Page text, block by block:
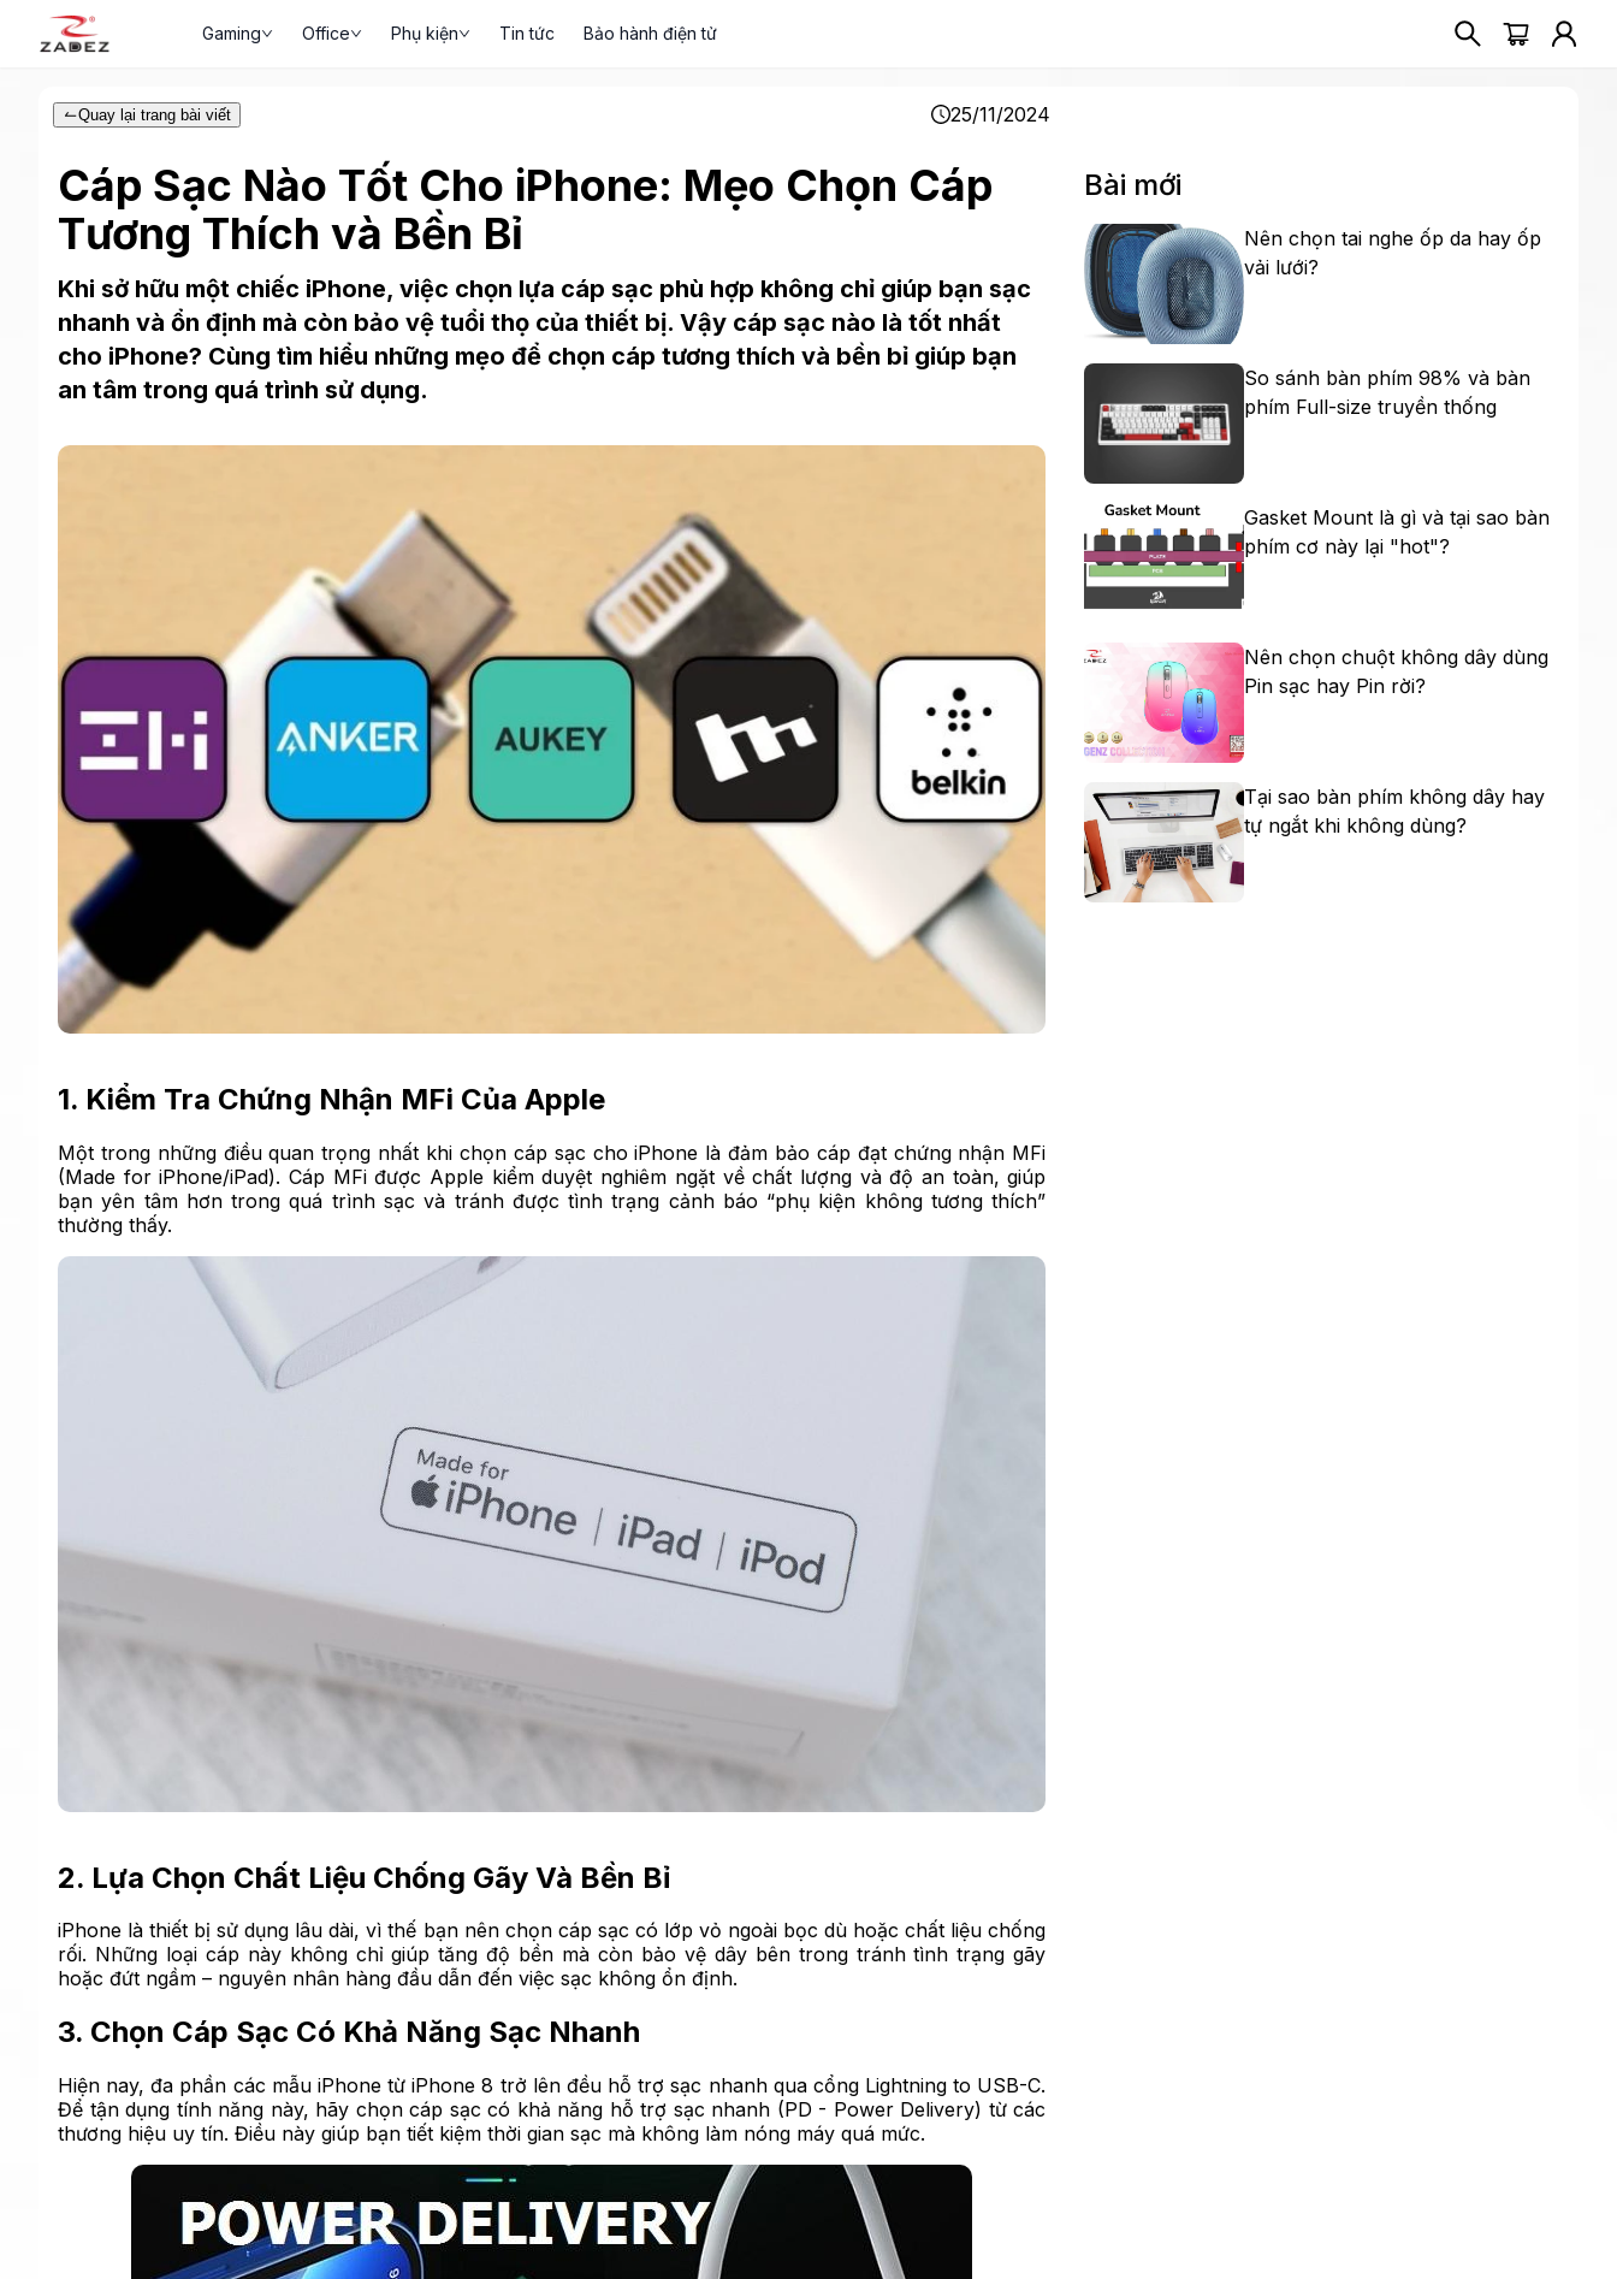
Gaming Office Phụ kiện Tin tức Bảo hành điện tử
Quay lại trang bài viết 25/11/2024
Cáp Sạc Nào Tốt Cho iPhone: Mẹo Chọn Cáp
Tương Thích và Bền Bỉ
Khi sở hữu một chiếc iPhone, việc chọn lựa cáp sạc phù hợp không chỉ giúp bạn sạc
nhanh và ổn định mà còn bảo vệ tuổi thọ của thiết bị. Vậy cáp sạc nào là tốt nhất
cho iPhone? Cùng tìm hiểu những mẹo để chọn cáp tương thích và bền bỉ giúp bạn
an tâm trong quá trình sử dụng.
1. Kiểm Tra Chứng Nhận MFi Của Apple
Một trong những điều quan trọng nhất khi chọn cáp sạc cho iPhone là đảm bảo cáp đạt chứng nhận MFi
(Made for iPhone/iPad). Cáp MFi được Apple kiểm duyệt nghiêm ngặt về chất lượng và độ an toàn, giúp
bạn yên tâm hơn trong quá trình sạc và tránh được tình trạng cảnh báo “phụ kiện không tương thích”
thường thấy.
2. Lựa Chọn Chất Liệu Chống Gãy Và Bền Bỉ
iPhone là thiết bị sử dụng lâu dài, vì thế bạn nên chọn cáp sạc có lớp vỏ ngoài bọc dù hoặc chất liệu chống
rối. Những loại cáp này không chỉ giúp tăng độ bền mà còn bảo vệ dây bên trong tránh tình trạng gãy
hoặc đứt ngầm – nguyên nhân hàng đầu dẫn đến việc sạc không ổn định.
3. Chọn Cáp Sạc Có Khả Năng Sạc Nhanh
Hiện nay, đa phần các mẫu iPhone từ iPhone 8 trở lên đều hỗ trợ sạc nhanh qua cổng Lightning to USB-C.
Để tận dụng tính năng này, hãy chọn cáp sạc có khả năng hỗ trợ sạc nhanh (PD - Power Delivery) từ các
thương hiệu uy tín. Điều này giúp bạn tiết kiệm thời gian sạc mà không làm nóng máy quá mức.
Bài mới
Nên chọn tai nghe ốp da hay ốp
vải lưới?
So sánh bàn phím 98% và bàn
phím Full-size truyền thống
Gasket Mount là gì và tại sao bàn
phím cơ này lại "hot"?
Nên chọn chuột không dây dùng
Pin sạc hay Pin rời?
Tại sao bàn phím không dây hay
tự ngắt khi không dùng?